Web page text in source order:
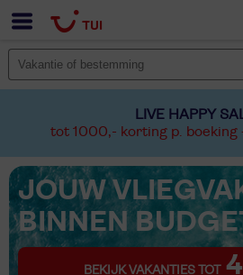
LIVE HAPPY
tot 1000,- korting p. boeking
JOUW
BINNEN
BEKIJK VAKANTIES TOT